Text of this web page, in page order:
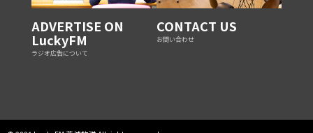
ADVERTISE ON
LuckyFM
ラジオ広告について
CONTACT US
お問い合わせ